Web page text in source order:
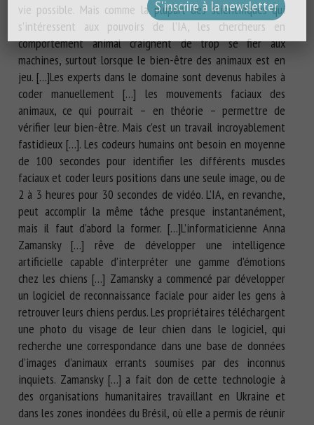
vie possible. Mais comme la plupart des scientifiques qui
s’intéressent aux pouvoirs de l’IA, les chercheurs en
comportement animal craignent de trop se fier aux
machines, surtout lorsque le bien-être des animaux est en
jeu. […]Les experts dans le domaine sont devenus habiles à
coder manuellement […] les mouvements faciaux des
animaux, ce qui pourrait – en théorie – permettre de
vérifier leur bien-être. Mais c’est un travail incroyablement
fastidieux […]. Les codeurs humains ont besoin en moyenne
de 100 secondes pour identifier les différents muscles
faciaux et coder leurs positions dans une seule image, ou de
2 à 3 heures pour 30 secondes de vidéo. L’IA, en revanche,
peut accomplir la même tâche presque instantanément,
mais il faut d’abord la former. […]L’informaticienne Anna
Zamansky […] rêve de développer une intelligence
artificielle capable d’interpréter une gamme d’émotions
chez les chiens […] Zamansky a commencé par développer
un logiciel de reconnaissance faciale pour aider les gens à
retrouver leurs chiens perdus. Les propriétaires téléchargent
une photo du visage de leur chien dans le logiciel, qui
recherche une correspondance dans une base de données
d’images d’animaux errants soumises par des inconnus
inquiets. Zamansky […] a fait don de cette technologie à
des organisations humanitaires travaillant en Ukraine et
dans les zones inondées du Brésil, où elle a permis de réunir